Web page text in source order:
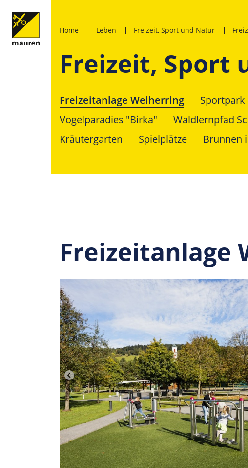
Home Leben Freizeit, Sport und Natur
Freizeit, Sport
Freizeitanlage Weiherring Sportpark
Vogelparadies "Birka"
Waldlernpfad
Kräutergarten
Spielplätze Brunnen
Freizeitanlage